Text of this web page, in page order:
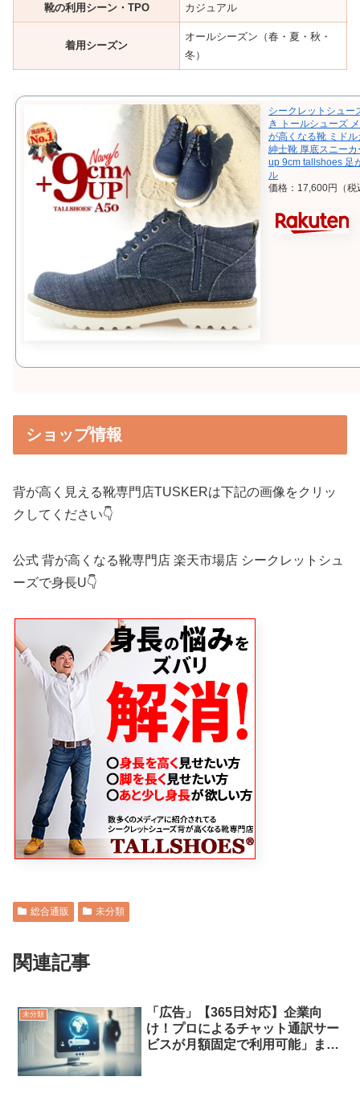
靴の利用シーン・TPO カジュアル
着用シーズン
オールシーズン（春・夏・秋・
冬）
シークレットシュー
き トールシューズ
が高くなる靴 ミド
紳士靴 厚底スニー
up 9cm tallshoes 足
ル
価格：17,600円（税
ショップ情報
背が高く見える靴専門店TUSKERは下記の画像をクリッ
クしてください👇
公式 背が高くなる靴専門店 楽天市場店 シークレットシュ
ーズで身長U👇
総合通販 未分類
関連記事
未分類
「広告」【365日対応】企業向
け！プロによるチャット通訳サー
ビスが月額固定で利用可能」また